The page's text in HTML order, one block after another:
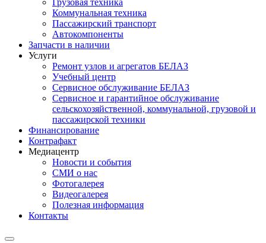
Грузовая техника
Коммунальная техника
Пассажирский транспорт
Автокомпоненты
Запчасти в наличии
Услуги
Ремонт узлов и агрегатов БЕЛАЗ
Учебный центр
Сервисное обслуживание БЕЛАЗ
Сервисное и гарантийное обслуживание
сельскохозяйственной, коммунальной, грузовой и
пассажирской техники
Финансирование
Контрафакт
Медиацентр
Новости и события
СМИ о нас
Фотогалерея
Видеогалерея
Полезная информация
Контакты